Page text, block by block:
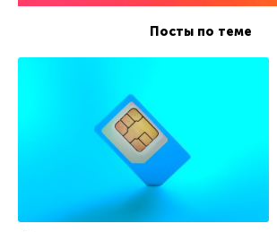
Посты по теме